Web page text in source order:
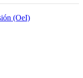
(OeI)